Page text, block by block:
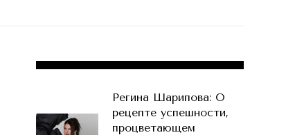
Регина Шарипова: О
рецепте успешности,
процветающем